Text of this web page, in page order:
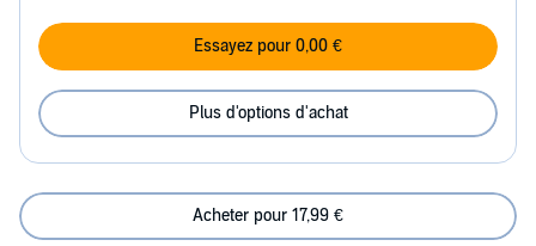
Essayez pour 0,00 €
Plus d'options d'achat
Acheter pour 17,99 €